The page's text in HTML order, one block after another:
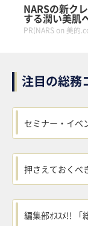
NARSの新ク
する潤い美肌
PR(NARS on 美的
注目の総務
セミナー・イ
押さえておくべ
編集部ｵｽｽﾒ!! 「